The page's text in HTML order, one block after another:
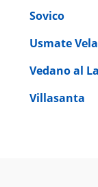
Sovico
Usmate
Vedano al
Villasanta